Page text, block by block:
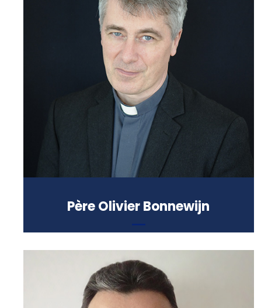
Père Olivier Bonnewijn
Titulaire de la chaire « Éthique et
Innovation » à l’UCO
Formation :
Doctorat en théologie (Pontificio
Istituto Teologico Giovanni Paolo II,
Italie), Maîtrise en philosophie
(Université Catholique de Louvain,
Belgique)